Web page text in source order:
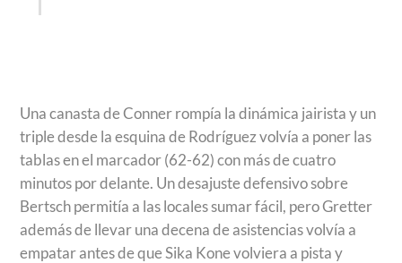
Una canasta de Conner rompía la dinámica jairista y un
triple desde la esquina de Rodríguez volvía a poner las
tablas en el marcador (62-62) con más de cuatro
minutos por delante. Un desajuste defensivo sobre
Bertsch permitía a las locales sumar fácil, pero Gretter
además de llevar una decena de asistencias volvía a
empatar antes de que Sika Kone volviera a pista y